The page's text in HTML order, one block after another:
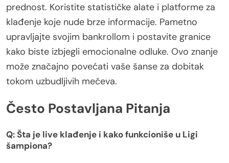
prednost. Koristite statističke alate i platforme za
klađenje koje nude brze informacije. Pametno
upravljajte svojim bankrollom i postavite granice
kako biste izbjegli emocionalne odluke. Ovo znanje
može značajno povećati vaše šanse za dobitak
tokom uzbudljivih mečeva.
Često Postavljana Pitanja
Q: Šta je live klađenje i kako funkcioniše u Ligi
šampiona?